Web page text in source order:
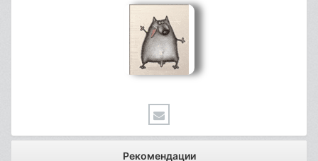
Рекомендации